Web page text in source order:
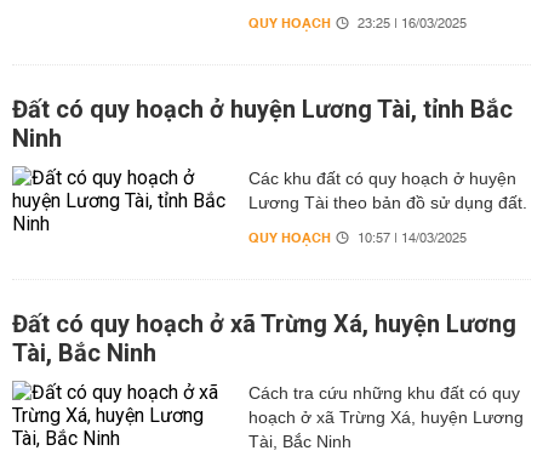
QUY HOẠCH 23:25 | 16/03/2025
Đất có quy hoạch ở huyện Lương Tài, tỉnh Bắc
Ninh
Các khu đất có quy hoạch ở huyện
Lương Tài theo bản đồ sử dụng đất.
QUY HOẠCH 10:57 | 14/03/2025
Đất có quy hoạch ở xã Trừng Xá, huyện Lương
Tài, Bắc Ninh
Cách tra cứu những khu đất có quy
hoạch ở xã Trừng Xá, huyện Lương
Tài, Bắc Ninh